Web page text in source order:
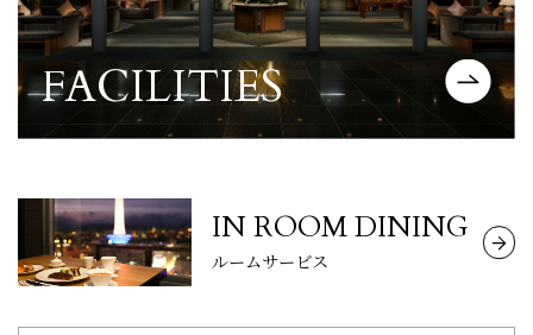
施設案内について詳しく見る
FACILITIES
ルームサービス
IN ROOM DINING